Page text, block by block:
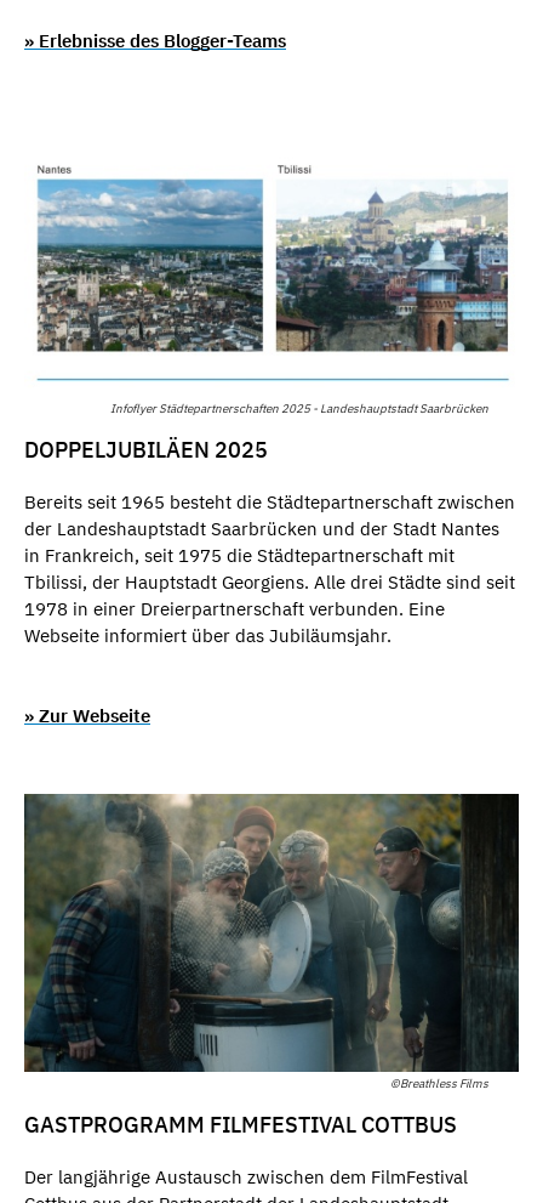
» Erlebnisse des Blogger-Teams
Infoflyer Städtepartnerschaften 2025 - Landeshauptstadt Saarbrücken
DOPPELJUBILÄEN 2025
Bereits seit 1965 besteht die Städtepartnerschaft zwischen
der Landeshauptstadt Saarbrücken und der Stadt Nantes
in Frankreich, seit 1975 die Städtepartnerschaft mit
Tbilissi, der Hauptstadt Georgiens. Alle drei Städte sind seit
1978 in einer Dreierpartnerschaft verbunden. Eine
Webseite informiert über das Jubiläumsjahr.
» Zur Webseite
©Breathless Films
GASTPROGRAMM FILMFESTIVAL COTTBUS
Der langjährige Austausch zwischen dem FilmFestival